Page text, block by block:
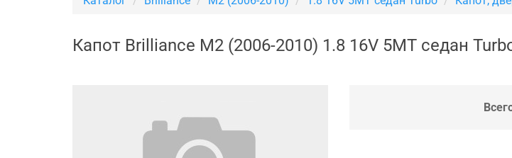
Капот Brilliance M2 (2006-2010) 1.8 16V 5MT седан